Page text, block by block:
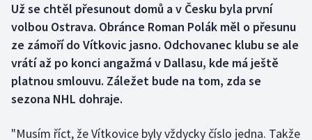
Box
Curling
Dostihy
Florbal
Už se chtěl přesunout domů a v Česku byla první
volbou Ostrava. Obránce Roman Polák měl o přesunu
ze zámoří do Vítkovic jasno. Odchovanec klubu se ale
vrátí až po konci angažmá v Dallasu, kde má ještě
platnou smlouvu. Záležet bude na tom, zda se
sezona NHL dohraje.
"Musím říct, že Vítkovice byly vždycky číslo jedna. Takže